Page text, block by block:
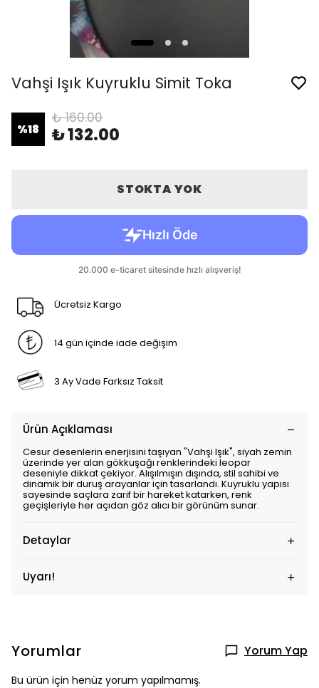
Vahşi Işık Kuyruklu Simit Toka
%18
₺ 160.00
₺ 132.00
STOKTA YOK
Ücretsiz Kargo
14 gün içinde iade değişim
3 Ay Vade Farksız Taksit
Ürün Açıklaması
Cesur desenlerin enerjisini taşıyan "Vahşi Işık", siyah zemin
üzerinde yer alan gökkuşağı renklerindeki leopar
deseniyle dikkat çekiyor. Alışılmışın dışında, stil sahibi ve
dinamik bir duruş arayanlar için tasarlandı. Kuyruklu yapısı
sayesinde saçlara zarif bir hareket katarken, renk
geçişleriyle her açıdan göz alıcı bir görünüm sunar.
Detaylar
Uyarı!
Yorumlar Yorum Yap
Bu ürün için henüz yorum yapılmamış.